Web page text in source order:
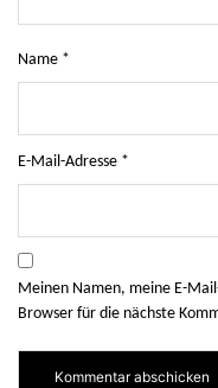
Name *
E-Mail-Adresse *
Meinen Namen, meine E-
Browser für die nächste